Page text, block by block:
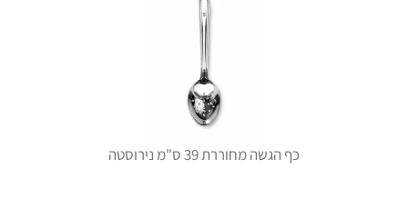
כף הגשה מחוררת 39 ס"מ נירוסטה